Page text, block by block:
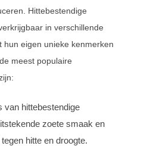
Hittebestendige
in verschillende
eigen unieke kenmerken
meest populaire
van hittebestendige
zoete smaak en
hitte en droogte.